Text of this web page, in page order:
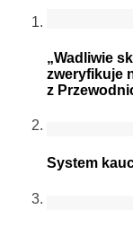
„Wadliwie
zweryfikuje
z
System